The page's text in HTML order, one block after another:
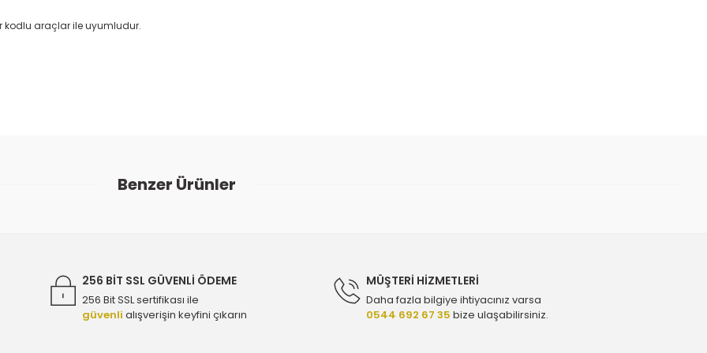
kodlu araçlar ile uyumludur.
Yorum Yaz
Benzer Ürünler
Orijinal 55574768 - 664295
256 BİT SSL GÜVENLİ ÖDEME
256 Bit SSL sertifikası ile
güvenli alışverişin keyfini çıkarın
MÜŞTERİ HİZMETLERİ
Daha fazla bilgiye ihtiyacınız varsa
0544 692 67 35 bize ulaşabilirsiniz.